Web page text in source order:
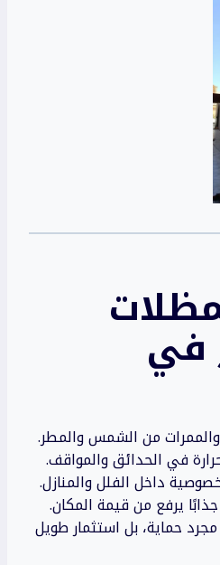
في
والممرات من الشمس والمطر.
في الحدائق والمواقف.
داخل الفلل والمنازل.
يرفع من قيمة المكان.
حماية، بل استثمار طويل